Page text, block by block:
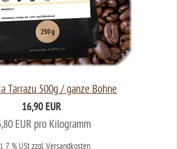
Tarrazu 500g / ganze Bohne
16,90 EUR
EUR pro Kilogramm
7 % UStzzgl. Versandkosten